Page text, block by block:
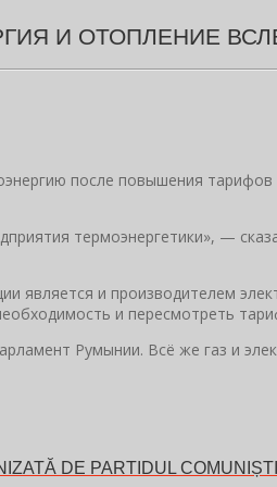
И ОТОПЛЕНИЕ
после повышения
термоэнергетики», —
является и производителем
и пересмотреть
Румынии. Всё же газ и
DE PARTIDUL